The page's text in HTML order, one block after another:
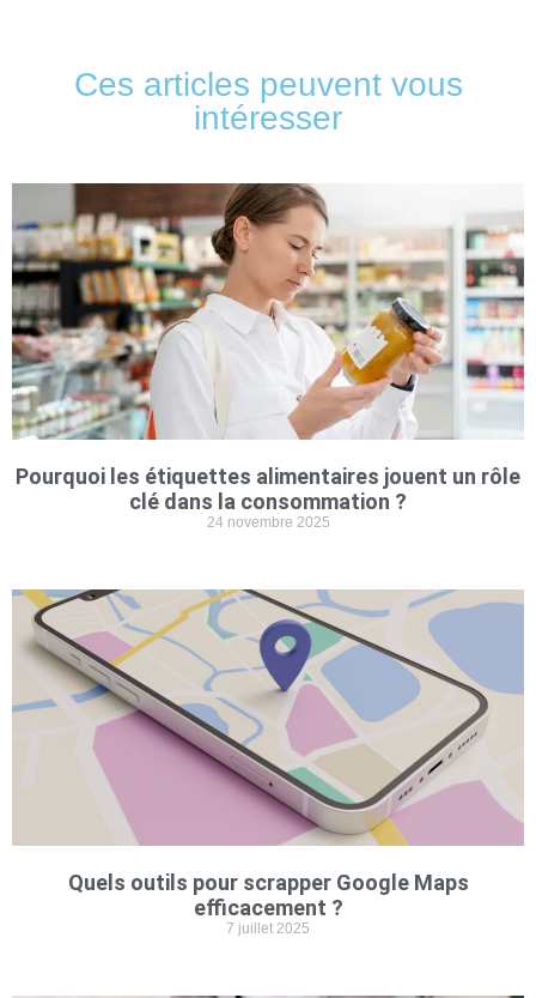
Ces articles peuvent vous
intéresser
Pourquoi les étiquettes alimentaires jouent un rôle
clé dans la consommation ?
24 novembre 2025
Quels outils pour scrapper Google Maps
efficacement ?
7 juillet 2025